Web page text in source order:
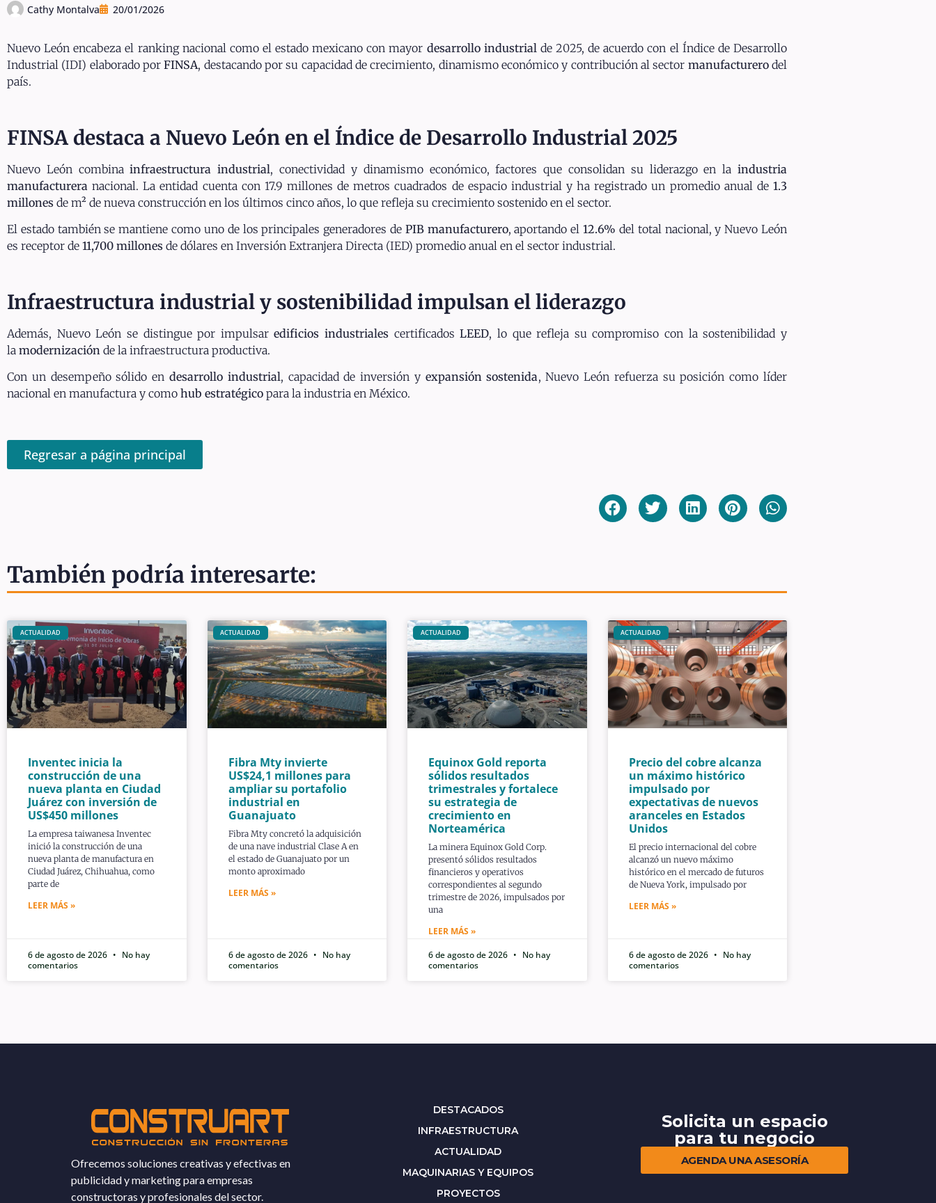
Cathy Montalva 20/01/2026
Nuevo León encabeza el ranking nacional como el estado mexicano con mayor desarrollo industrialde 2025, de acuerdo con el Índice de Desarrollo
Industrial (IDI) elaborado porFINSA, destacando por su capacidad de crecimiento, dinamismo económico y contribución al sector manufacturerodel
país.
FINSA destaca a Nuevo León en el Índice de Desarrollo Industrial 2025
Nuevo León combinainfraestructura industrial, conectividad y dinamismo económico, factores que consolidan su liderazgo en la industria
manufacturera nacional. La entidad cuenta con 17.9 millones de metros cuadrados de espacio industrial y ha registrado un promedio anual de 1.3
millones de m² de nueva construcción en los últimos cinco años, lo que refleja su crecimiento sostenido en el sector.
El estado también se mantiene como uno de los principales generadores de PIB manufacturero, aportando el12.6% del total nacional, y Nuevo León
es receptor de 11,700 millones de dólares en Inversión Extranjera Directa (IED) promedio anual en el sector industrial.
Infraestructura industrial y sostenibilidad impulsan el liderazgo
Además, Nuevo León se distingue por impulsaredificios industriales certificadosLEED, lo que refleja su compromiso con la sostenibilidad y
la modernización de la infraestructura productiva.
Con un desempeño sólido en desarrollo industrial, capacidad de inversión y expansión sostenida, Nuevo León refuerza su posición como líder
nacional en manufactura y como hub estratégico para la industria en México.
Regresar a página principal
También podría interesarte:
ACTUALIDAD
Inventec inicia la
construcción de una
nueva planta en Ciudad
Juárez con inversión de
US$450 millones
La empresa taiwanesa Inventec
inició la construcción de una
nueva planta de manufactura en
Ciudad Juárez, Chihuahua, como
parte de
LEER MÁS »
6 de agosto de 2026
No hay
comentarios
ACTUALIDAD
Fibra Mty invierte
US$24,1 millones para
ampliar su portafolio
industrial en
Guanajuato
Fibra Mty concretó la adquisición
de una nave industrial Clase A en
el estado de Guanajuato por un
monto aproximado
LEER MÁS »
6 de agosto de 2026
No hay
comentarios
ACTUALIDAD
Equinox Gold reporta
sólidos resultados
trimestrales y fortalece
su estrategia de
crecimiento en
Norteamérica
La minera Equinox Gold Corp.
presentó sólidos resultados
financieros y operativos
correspondientes al segundo
trimestre de 2026, impulsados por
una
LEER MÁS »
6 de agosto de 2026
No hay
comentarios
ACTUALIDAD
Precio del cobre alcanza
un máximo histórico
impulsado por
expectativas de nuevos
aranceles en Estados
Unidos
El precio internacional del cobre
alcanzó un nuevo máximo
histórico en el mercado de futuros
de Nueva York, impulsado por
LEER MÁS »
6 de agosto de 2026
No hay
comentarios
Ofrecemos soluciones creativas y efectivas en
publicidad y marketing para empresas
constructoras y profesionales del sector.
DESTACADOS
INFRAESTRUCTURA
ACTUALIDAD
MAQUINARIAS Y EQUIPOS
PROYECTOS
Solicita un espacio
para tu negocio
AGENDA UNA ASESORÍA